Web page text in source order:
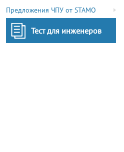
Предложения ЧПУ от STAMO
Тест для инженеров